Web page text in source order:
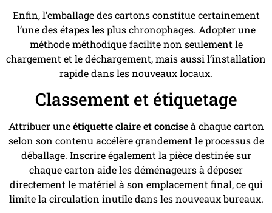
Enfin, l’emballage des cartons constitue certainement
l’une des étapes les plus chronophages. Adopter une
méthode méthodique facilite non seulement le
chargement et le déchargement, mais aussi l’installation
rapide dans les nouveaux locaux.
Classement et étiquetage
Attribuer uneétiquette claire et conciseà chaque carton
selon son contenu accélère grandement le processus de
déballage. Inscrire également la pièce destinée sur
chaque carton aide les déménageurs à déposer
directement le matériel à son emplacement final, ce qui
limite la circulation inutile dans les nouveaux bureaux.